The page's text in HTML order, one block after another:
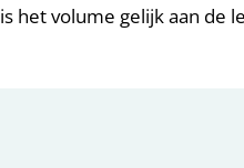
het volume gelijk aan de